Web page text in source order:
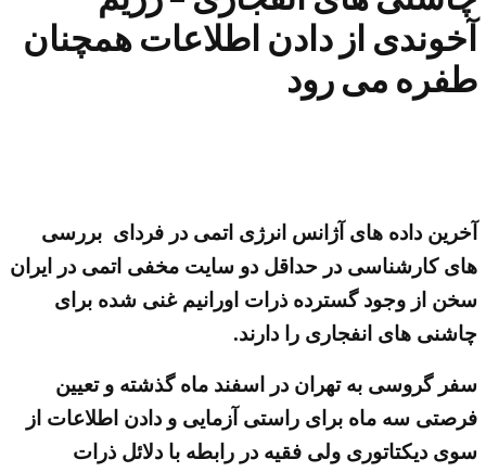
آخوندی از دادن اطلاعات همچنان
طفره می رود
آخرین داده های آژانس انرژی اتمی در فردای بررسی
های کارشناسی در حداقل دو سایت مخفی اتمی در ایران
سخن از وجود گسترده ذرات اورانیم غنی شده برای
چاشنی های انفجاری را دارند.
سفر گروسی به تهران در اسفند ماه گذشته و تعیین
فرصتی سه ماه برای راستی آزمایی و دادن اطلاعات از
سوی دیکتاتوری ولی فقیه در رابطه با دلائل ذرات